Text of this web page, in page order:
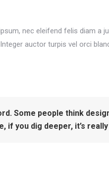
nec eleifend felis diam a
auctor turpis vel orci
Some people think
if you dig deeper, it’s